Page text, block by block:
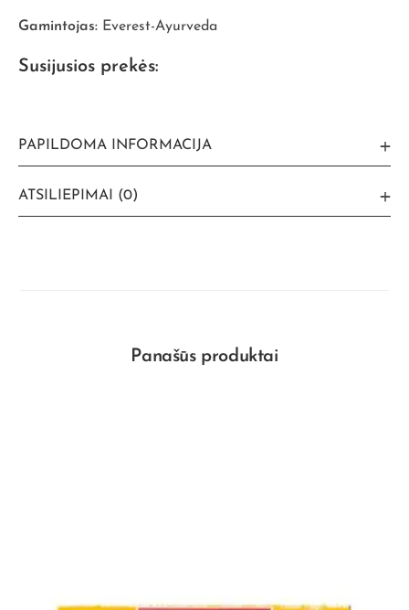
Gamintojas: Everest-Ayurveda
Susijusios prekės:
PAPILDOMA INFORMACIJA
ATSILIEPIMAI (0)
Panašūs produktai